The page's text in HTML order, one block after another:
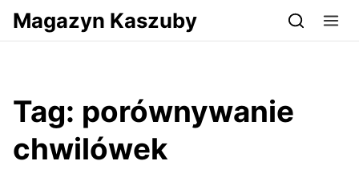
Przejdź do serwisu magazynkaszuby.pl
Magazyn Kaszuby
Tag: porównywanie
chwilówek